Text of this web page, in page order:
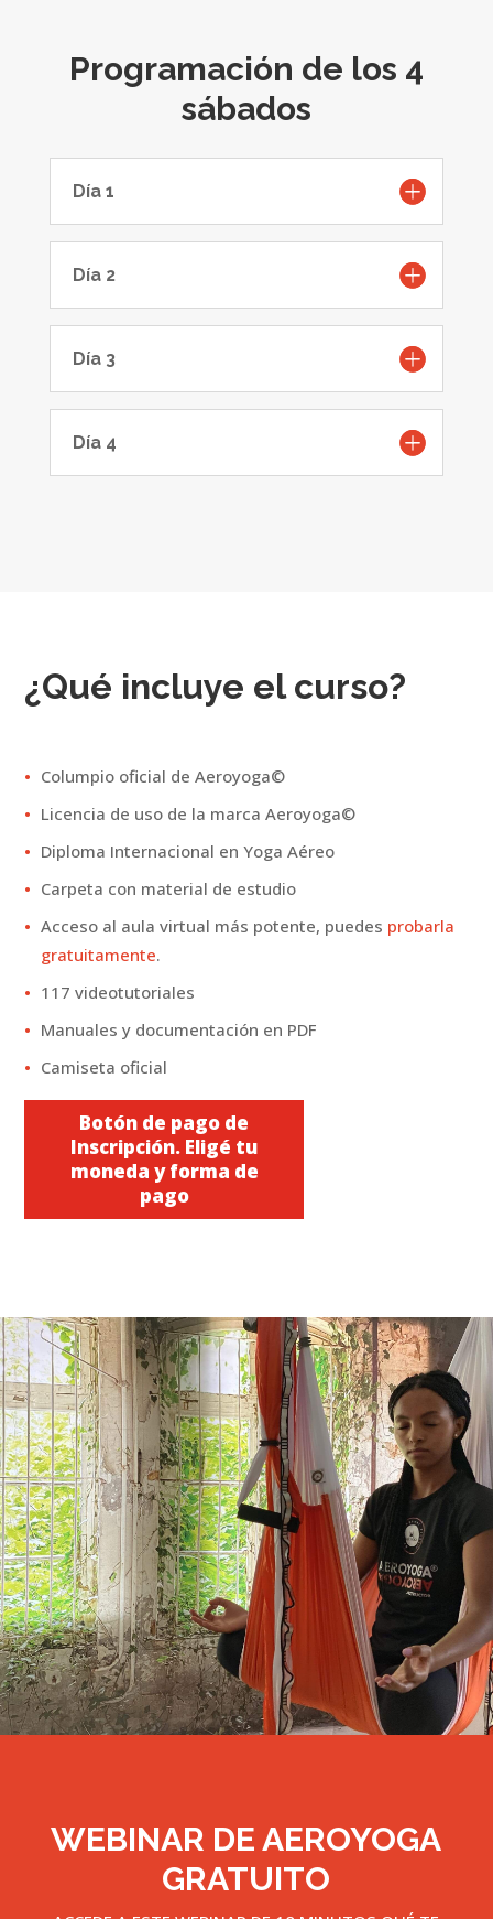
Programación de los 4
sábados
Día 1
Día 2
Día 3
Día 4
¿Qué incluye el curso?
Columpio oficial de Aeroyoga©
Licencia de uso de la marca Aeroyoga©
Diploma Internacional en Yoga Aéreo
Carpeta con material de estudio
Acceso al aula virtual más potente, puedes probarla
gratuitamente.
117 videotutoriales
Manuales y documentación en PDF
Camiseta oficial
Botón de pago de
Inscripción. Eligé tu
moneda y forma de
pago
WEBINAR DE AEROYOGA
GRATUITO